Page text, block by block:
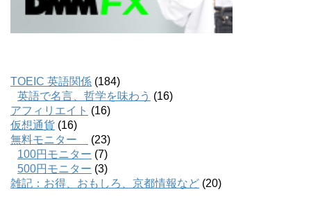
TOEIC 英語関係 (184)
英語で名言、哲学を味わう (16)
アフィリエイト (16)
仮想通貨 (16)
無料モニター
(23)
100円モニター (7)
500円モニター (3)
雑記：お得、おもしろ、京都情報など (20)